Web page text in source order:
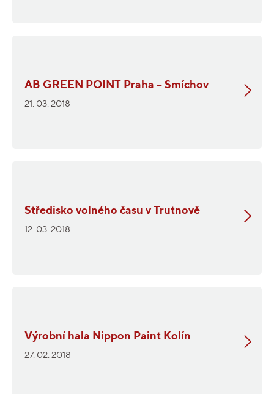
AB GREEN POINT Praha – Smíchov
21. 03. 2018
Středisko volného času v Trutnově
12. 03. 2018
Výrobní hala Nippon Paint Kolín
27. 02. 2018